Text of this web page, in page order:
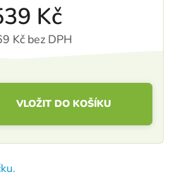
Kč
Kč bez DPH
VLOŽIT DO KOŠÍKU